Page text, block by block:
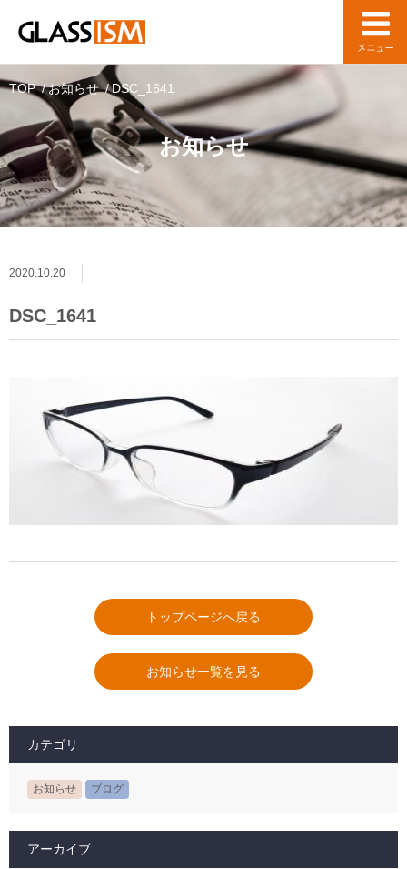
お知らせ
TOP お知らせ DSC_1641
2020.10.20
DSC_1641
トップページへ戻る
お知らせ一覧を見る
カテゴリ
お知らせ ブログ
アーカイブ